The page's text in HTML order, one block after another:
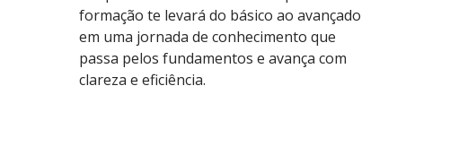
formação te levará do básico ao avançado
em uma jornada de conhecimento que
passa pelos fundamentos e avança com
clareza e eficiência.